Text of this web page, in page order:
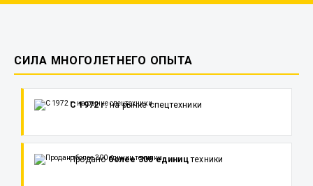
СИЛА МНОГОЛЕТНЕГО ОПЫТА
С 1972 г.на рынке спецтехники
Проданоболее 300 едиництехники